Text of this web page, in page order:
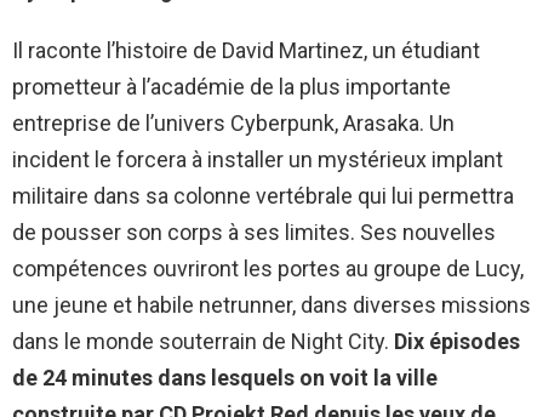
Il raconte l’histoire de David Martinez, un étudiant
prometteur à l’académie de la plus importante
entreprise de l’univers Cyberpunk, Arasaka. Un
incident le forcera à installer un mystérieux implant
militaire dans sa colonne vertébrale qui lui permettra
de pousser son corps à ses limites. Ses nouvelles
compétences ouvriront les portes au groupe de Lucy,
une jeune et habile netrunner, dans diverses missions
dans le monde souterrain de Night City. Dix épisodes
de 24 minutes dans lesquels on voit la ville